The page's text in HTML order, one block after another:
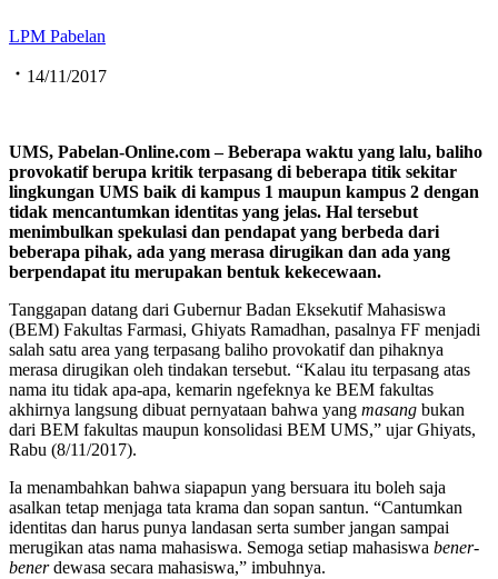
LPM Pabelan
14/11/2017
UMS, Pabelan-Online.com – Beberapa waktu yang lalu, baliho
provokatif berupa kritik terpasang di beberapa titik sekitar
lingkungan UMS baik di kampus 1 maupun kampus 2 dengan
tidak mencantumkan identitas yang jelas. Hal tersebut
menimbulkan spekulasi dan pendapat yang berbeda dari
beberapa pihak, ada yang merasa dirugikan dan ada yang
berpendapat itu merupakan bentuk kekecewaan.
Tanggapan datang dari Gubernur Badan Eksekutif Mahasiswa
(BEM) Fakultas Farmasi, Ghiyats Ramadhan, pasalnya FF menjadi
salah satu area yang terpasang baliho provokatif dan pihaknya
merasa dirugikan oleh tindakan tersebut. “Kalau itu terpasang atas
nama itu tidak apa-apa, kemarin ngefeknya ke BEM fakultas
akhirnya langsung dibuat pernyataan bahwa yang masang bukan
dari BEM fakultas maupun konsolidasi BEM UMS,” ujar Ghiyats,
Rabu (8/11/2017).
Ia menambahkan bahwa siapapun yang bersuara itu boleh saja
asalkan tetap menjaga tata krama dan sopan santun. “Cantumkan
identitas dan harus punya landasan serta sumber jangan sampai
merugikan atas nama mahasiswa. Semoga setiap mahasiswa bener-
benerdewasa secara mahasiswa,” imbuhnya.